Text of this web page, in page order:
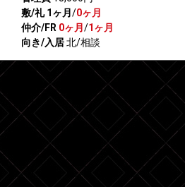
敷/礼 1ヶ月 /0ヶ月
仲介/FR 0ヶ月 /1ヶ月
向き/入居北/相談